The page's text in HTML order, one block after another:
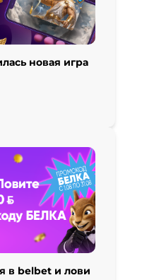
новая игра
в belbet и лови